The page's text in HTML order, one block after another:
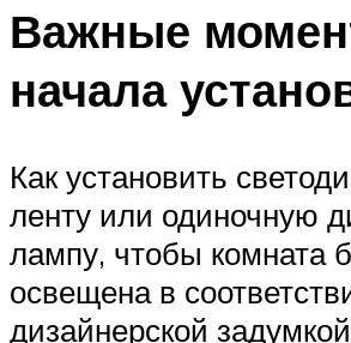
Важные
начала
Как установить
ленту или одиночную
лампу, чтобы комната
освещена в
дизайнерской